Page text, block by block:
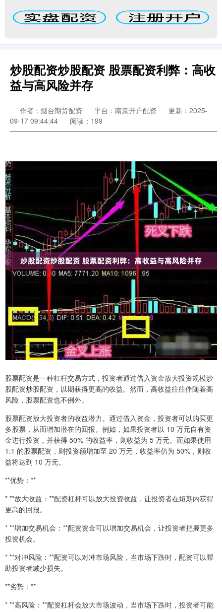
炒股配资炒股配资 股票配资利弊：高收
益与高风险并存
作者：烟台期货配资 平台：南京开户配资
更新：2025-
09-17 09:44:44
阅读：199
股票配资是一种杠杆交易方式，投资者通过借入资金放大投资规模炒
股配资炒股配资，以期获得更高的收益。然而，高收益往往伴随着高
风险，股票配资也不例外。
股票配资放大投资者的收益潜力。通过借入资金，投资者可以购买更
多股票，从而增加潜在的回报。例如，如果投资者以 10 万元自有资
金进行投资，并获得 50% 的收益率，则收益为 5 万元。而如果使用
1:1 的股票配资，则投资额增加至 20 万元，收益率仍为 50%，则收
益将达到 10 万元。
**优势：**
* **放大收益：**配资杠杆可以放大投资收益，让投资者在短期内获得
更高的回报。
* **增加交易机会：**配资资金可以增加交易机会，让投资者把握更多
投资机会。
* **对冲风险：**配资可以对冲市场风险，当市场下跌时，配资可以帮
助投资者减少损失。
**劣势：**
* **高风险：**配资杠杆会放大市场波动，当市场下跌时，投资者可能